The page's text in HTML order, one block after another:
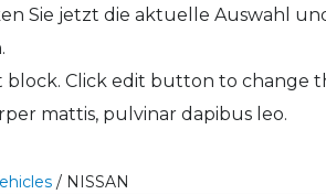
Sie jetzt die aktuelle Auswahl
block. Click edit button to change
mattis, pulvinar dapibus leo.
/ NISSAN